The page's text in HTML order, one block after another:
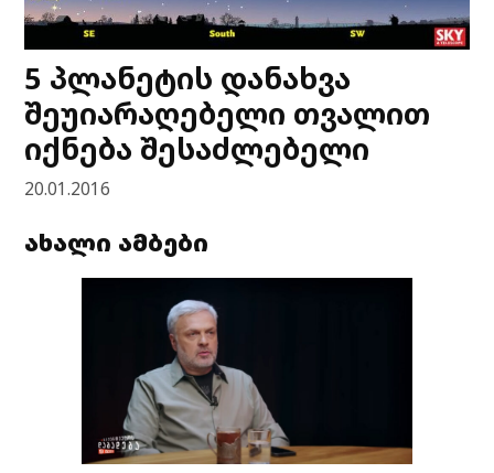
5 პლანეტის დანახვა
შეუიარაღებელი თვალით
იქნება შესაძლებელი
20.01.2016
ახალი ამბები